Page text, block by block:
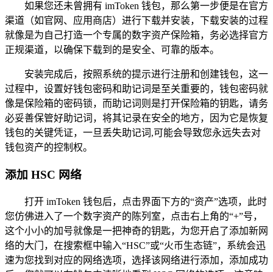
如果您还未曾拥有 imToken 钱包，那么第一步便是在官方
渠道（如官网、应用商店）进行下载并安装，下载安装的过程
就像是为自己打造一个专属的数字资产保险箱，务必选择官方
正规渠道，以确保下载到的是安全、可靠的版本。
安装完成后，按照系统的提示进行注册和创建钱包，这一
过程中，设置好钱包密码和助记词是至关重要的，钱包密码就
像是保险箱的密码锁，而助记词则是打开保险箱的钥匙，请务
必妥善保管好助记词，将其记录在安全的地方，因为它是恢复
钱包的关键凭证，一旦丢失助记词,可能会导致您永远失去对
钱包资产的控制权。
添加 HSC 网络
打开 imToken 钱包后，点击界面下方的“资产”选项，此时
您仿佛进入了一个数字资产的陈列室，点击右上角的“+”号，
这个小小的加号就像是一把神奇的钥匙，为您开启了添加新网
络的大门，在搜索框中输入“HSC”或“火币生态链”，系统会迅
速为您找到对应的网络选项，选择该网络进行添加，添加成功